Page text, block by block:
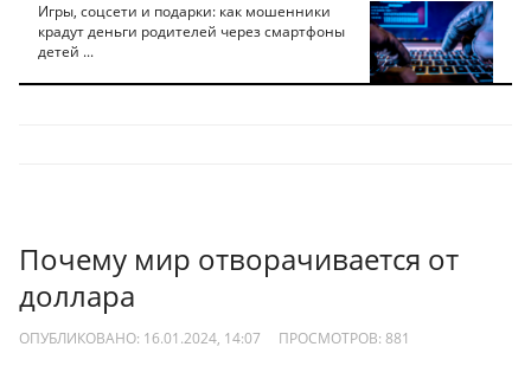
Игры, соцсети и подарки: как мошенники
крадут деньги родителей через смартфоны
детей ...
Почему мир отворачивается от
доллара
ОПУБЛИКОВАНО: 16.01.2024, 14:07 ПРОСМОТРОВ: 881